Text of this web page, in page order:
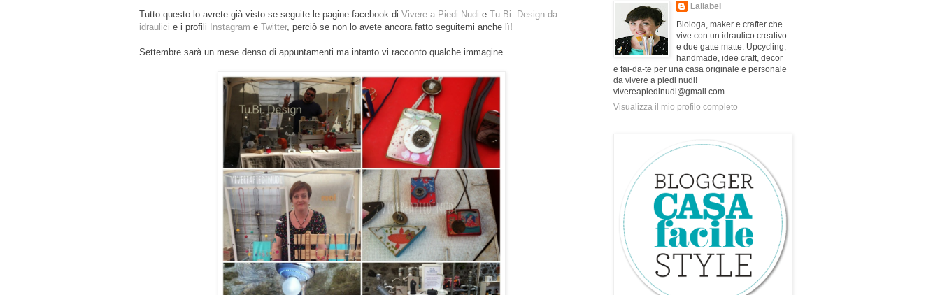
Tutto questo lo avrete già visto se seguite le pagine facebook di Vivere a Piedi Nudi e Tu.Bi. Design da
idraulici e i profili Instagram e Twitter, perciò se non lo avete ancora fatto seguitemi anche lì!
Settembre sarà un mese denso di appuntamenti ma intanto vi racconto qualche immagine...
Lallabel
Biologa, maker e crafter che
vive con un idraulico creativo
e due gatte matte. Upcycling,
handmade, idee craft, decor
e fai-da-te per una casa originale e personale
da vivere a piedi nudi!
vivereapiedinudi@gmail.com
Visualizza il mio profilo completo